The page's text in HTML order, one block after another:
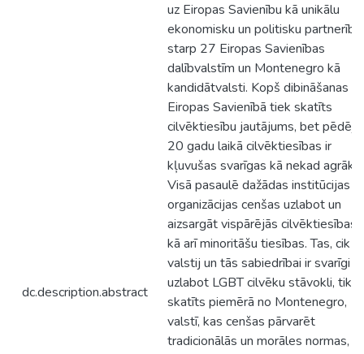
dc.description.abstract
uz Eiropas Savienību kā unikālu
ekonomisku un politisku partnerību
starp 27 Eiropas Savienības
dalībvalstīm un Montenegro kā
kandidātvalsti. Kopš dibināšanas
Eiropas Savienībā tiek skatīts
cilvēktiesību jautājums, bet pēdējo
20 gadu laikā cilvēktiesības ir
kļuvušas svarīgas kā nekad agrāk.
Visā pasaulē dažādas institūcijas
organizācijas cenšas uzlabot un
aizsargāt vispārējās cilvēktiesības,
kā arī minoritāšu tiesības. Tas, cik
valstij un tās sabiedrībai ir svarīgi
uzlabot LGBT cilvēku stāvokli, tiks
skatīts piemērā no Montenegro,
valstī, kas cenšas pārvarēt
tradicionālās un morāles normas, lai